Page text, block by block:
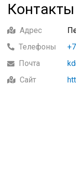
Контакты
Адрес
Телефоны
Почта
Сайт